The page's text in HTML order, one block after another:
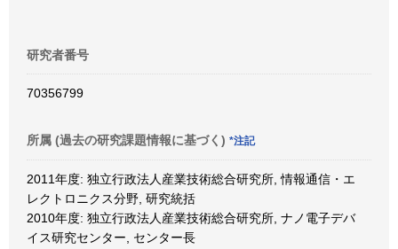
研究者番号
70356799
所属 (過去の研究課題情報に基づく) *注記
2011年度: 独立行政法人産業技術総合研究所, 情報通信・エ
レクトロニクス分野, 研究統括
2010年度: 独立行政法人産業技術総合研究所, ナノ電子デバ
イス研究センター, センター長